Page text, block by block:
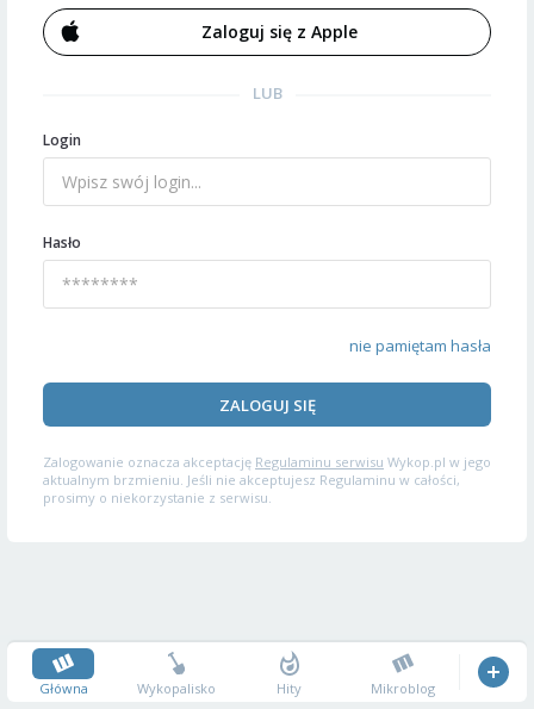
Zaloguj się z Apple
LUB
Login
Hasło
nie pamiętam hasła
ZALOGUJ SIĘ
Zalogowanie oznacza akceptację Regulaminu serwisu Wykop.pl w jego
aktualnym brzmieniu. Jeśli nie akceptujesz Regulaminu w całości,
prosimy o niekorzystanie z serwisu.
Główna Wykopalisko Hity Mikroblog